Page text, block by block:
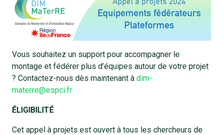
Vous souhaitez un support pour accompagner le
montage et fédérer plus d’équipes autour de votre projet
? Contactez-nous dès maintenant à dim-
materre@espci.fr
ÉLIGIBILITÉ
Cet appel à projets est ouvert à tous les chercheurs de